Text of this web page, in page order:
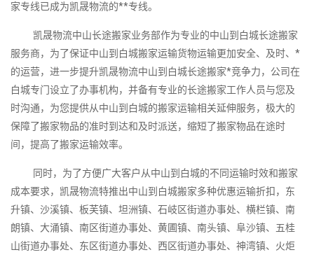
家专线已成为凯晟物流的**专线。
凯晟物流中山长途搬家业务部作为专业的中山到白城长途搬家
服务商，为了保证中山到白城搬家运输货物运输更加安全、及时、*
的运营，进一步提升凯晟物流中山到白城长途搬家*竞争力，公司在
白城专门设立了办事机构，并备有专业的长途搬家工作人员与您及
时沟通，为您提供从中山到白城的搬家运输相关延伸服务，极大的
保障了搬家物品的准时到达和及时派送，缩短了搬家物品在途时
间，提高了搬家运输效率。
同时，为了方便广大客户从中山到白城的不同运输时效和搬家
成本要求，凯晟物流特推出中山到白城搬家多种优惠运输折扣，东
升镇、沙溪镇、板芙镇、坦洲镇、石岐区街道办事处、横栏镇、南
朗镇、大涌镇、南区街道办事处、黄圃镇、南头镇、阜沙镇、五桂
山街道办事处、东区街道办事处、西区街道办事处、神湾镇、火炬